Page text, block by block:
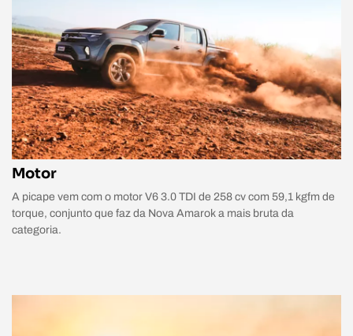
Motor
A picape vem com o motor V6 3.0 TDI de 258 cv com 59,1 kgfm de
torque, conjunto que faz da Nova Amarok a mais bruta da
categoria.